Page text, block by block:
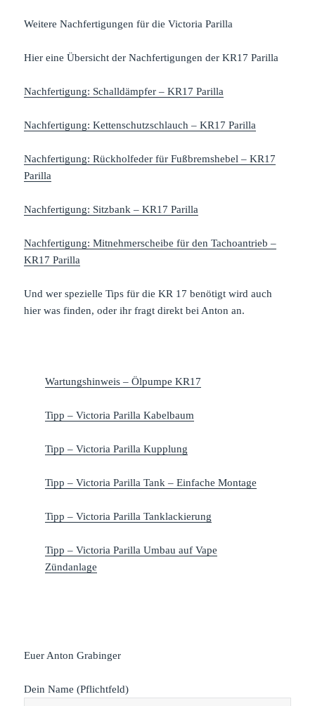
Weitere Nachfertigungen für die Victoria Parilla
Hier eine Übersicht der Nachfertigungen der KR17 Parilla
Nachfertigung: Schalldämpfer – KR17 Parilla
Nachfertigung: Kettenschutzschlauch – KR17 Parilla
Nachfertigung: Rückholfeder für Fußbremshebel – KR17
Parilla
Nachfertigung: Sitzbank – KR17 Parilla
Nachfertigung: Mitnehmerscheibe für den Tachoantrieb –
KR17 Parilla
Und wer spezielle Tips für die KR 17 benötigt wird auch
hier was finden, oder ihr fragt direkt bei Anton an.
Wartungshinweis – Ölpumpe KR17
Tipp – Victoria Parilla Kabelbaum
Tipp – Victoria Parilla Kupplung
Tipp – Victoria Parilla Tank – Einfache Montage
Tipp – Victoria Parilla Tanklackierung
Tipp – Victoria Parilla Umbau auf Vape
Zündanlage
Euer Anton Grabinger
Dein Name (Pflichtfeld)